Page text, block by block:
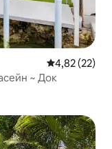
Середня
4,82 (22)
~ Док